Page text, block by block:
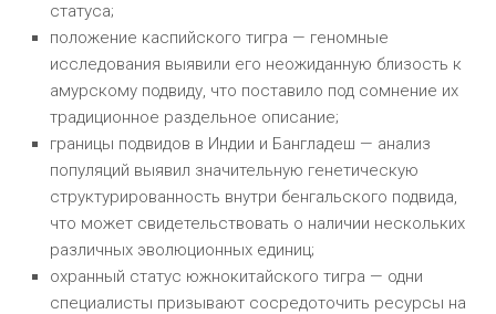
статуса;
положение каспийского тигра — геномные
исследования выявили его неожиданную близость к
амурскому подвиду, что поставило под сомнение их
традиционное раздельное описание;
границы подвидов в Индии и Бангладеш — анализ
популяций выявил значительную генетическую
структурированность внутри бенгальского подвида,
что может свидетельствовать о наличии нескольких
различных эволюционных единиц;
охранный статус южнокитайского тигра — одни
специалисты призывают сосредоточить ресурсы на